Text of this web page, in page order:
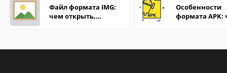
Файл формата IMG:
чем открыть,
Особенности
формата APK: